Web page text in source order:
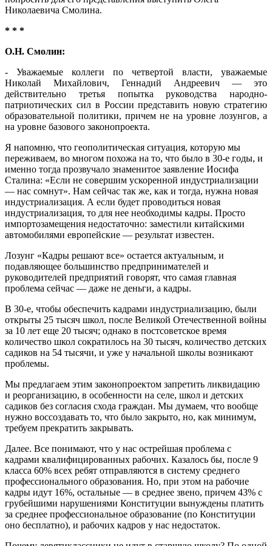
Николаевича Смолина.
* * *
О.Н. Смолин:
- Уважаемые коллеги по четвертой власти, уважаемые
Николай Михайлович, Геннадий Андреевич — это
действительно третья попытка руководства народно-
патриотических сил в России представить новую стратегию
образовательной политики, причем не на уровне лозунгов, а
на уровне базового законопроекта.
Я напомню, что геополитическая ситуация, которую мы
переживаем, во многом похожа на то, что было в 30-е годы, и
именно тогда прозвучало знаменитое заявление Иосифа
Сталина: «Если не совершим ускоренной индустриализации
— нас сомнут». Нам сейчас так же, как и тогда, нужна новая
индустриализация. А если будет проводиться новая
индустриализация, то для нее необходимы кадры. Просто
импортозамещения недостаточно: заместили китайскими
автомобилями европейские — результат известен.
Лозунг «Кадры решают все» остается актуальным, и
подавляющее большинство предпринимателей и
руководителей предприятий говорят, что самая главная
проблема сейчас — даже не деньги, а кадры.
В 30-е, чтобы обеспечить кадрами индустриализацию, были
открыты 25 тысяч школ, после Великой Отечественной войны
за 10 лет еще 20 тысяч; однако в постсоветское время
количество школ сократилось на 30 тысяч, количество детских
садиков на 54 тысячи, и уже у начальной школы возникают
проблемы.
Мы предлагаем этим законопроектом запретить ликвидацию
и реорганизацию, в особенности на селе, школ и детских
садиков без согласия схода граждан. Мы думаем, что вообще
нужно воссоздавать то, что было закрыто, но, как минимум,
требуем прекратить закрывать.
Далее. Все понимают, что у нас острейшая проблема с
кадрами квалифицированных рабочих. Казалось бы, после 9
класса 60% всех ребят отправляются в систему среднего
профессионального образования. Но, при этом на рабочие
кадры идут 16%, остальные — в среднее звено, причем 43% с
грубейшими нарушениями Конституции вынуждены платить
за среднее профессиональное образование (по Конституции
оно бесплатно), и рабочих кадров у нас недостаток.